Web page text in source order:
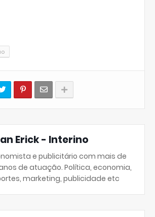
Erick - Interino
e publicitário com mais de
de atuação. Política, economia,
marketing, publicidade etc